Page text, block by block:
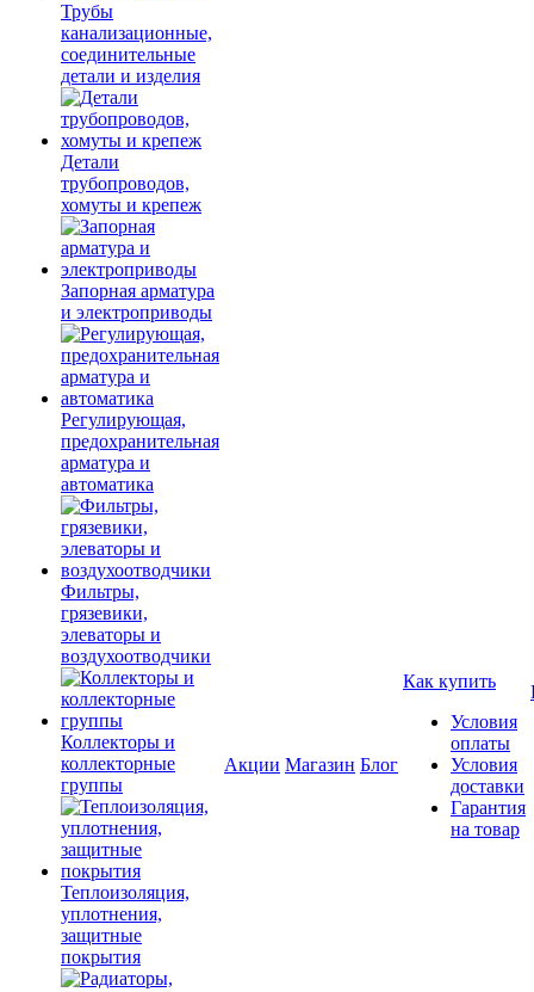
Трубы
канализационные,
соединительные
детали и изделия
Детали
трубопроводов,
хомуты и крепеж
Запорная арматура
и электроприводы
Регулирующая,
предохранительная
арматура и
автоматика
Фильтры,
грязевики,
элеваторы и
воздухоотводчики
Коллекторы и
коллекторные
группы
Теплоизоляция,
уплотнения,
защитные
покрытия
Акции Магазин Блог
Как купить
Условия
оплаты
Условия
доставки
Гарантия
на товар